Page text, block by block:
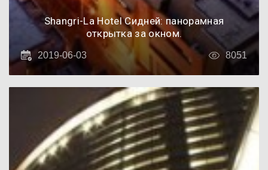
Shangri-La Hotel Сидней: панорамная
открытка за окном.
2019-06-03 8051